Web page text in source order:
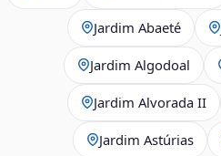
Jardim Abaeté
Jardim Algodoal
Jardim Alvorada II
Jardim Astúrias